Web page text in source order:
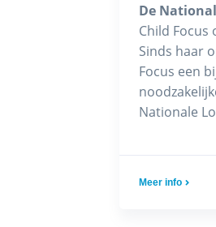
De
Child
Sinds haar
Focus een
Nationale
Meer info